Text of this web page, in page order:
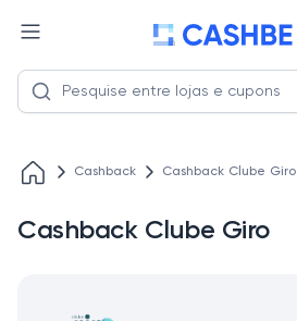
Cashback Cashback Clube Giro
Cashback Clube Giro